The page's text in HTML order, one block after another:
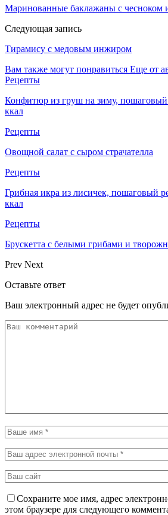
Маринованные баклажаны с чесноком
Следующая запись
Тирамису с медовым инжиром
Вам также могут понравиться Еще от
Рецепты
Конфитюр из груш на зиму, пошаговый
ккал
Рецепты
Овощной салат с сыром страчателла
Рецепты
Грибная икра из лисичек, пошаговый
ккал
Рецепты
Брускетта с белыми грибами и
Prev Next
Оставьте ответ
Ваш электронный адрес не будет
Сохраните мое имя, адрес
этом браузере для следующего